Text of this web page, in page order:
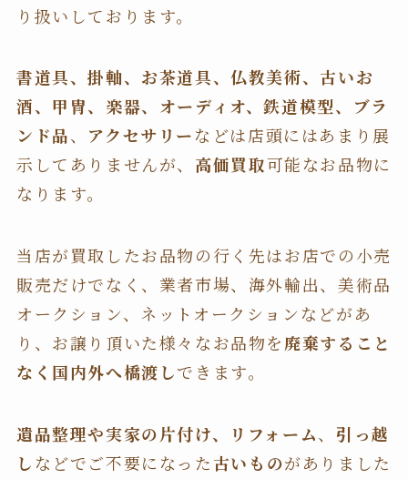
り扱いしております。
書道具、掛軸、お茶道具、仏教美術、古いお
酒、甲冑、楽器、オーディオ、鉄道模型、ブラ
ンド品、 アクセサリーなどは店頭にはあまり展
示してありませんが、 高価買取可能なお品物に
なります。
当店が買取したお品物の行く先はお店での小売
販売だけでなく、業者市場、海外輸出、美術品
オークション、ネットオークションなどがあ
り、お譲り頂いた様々なお品物を廃棄すること
なく国内外へ橋渡しできます。
遺品整理や実家の片付け、リフォーム、 引っ越
し などでご不要になった古いものがありました